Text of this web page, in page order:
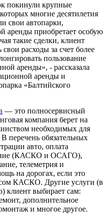
покинули крупные
многие десятилетия
свои автопарки,
аренды приобретает особую
такие сделки, клиент
расходы за счет более
пользование
аренды», - рассказала
аренды и
«Балтийского
— это полносервисный
компания берет на
необходимых для
перечень обязательных
авто, оплата
(КАСКО и ОСАГО),
телеметрия и
на дорогах, если это
КАСКО. Другие услуги (в
клиент выбирает сам:
дополнительное
и многое другое.